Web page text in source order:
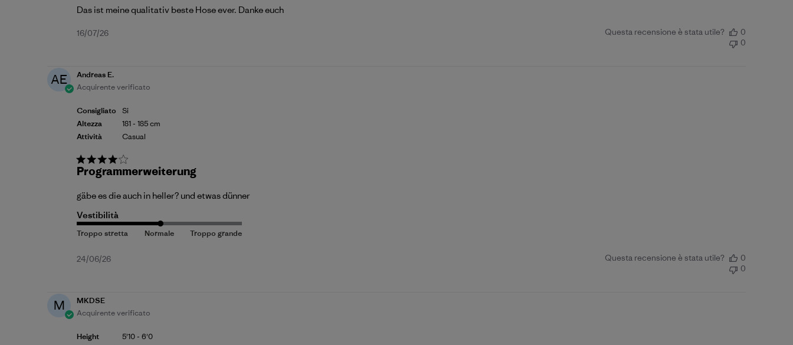
Das ist meine qualitativ beste Hose ever. Danke euch
Data
16/07/26 Questa recensione è stata utile?
0
0
AE
Andreas E.
Acquirente verificato
Consigliato
Altezza
Attività
Si
181 - 185 cm
Casual
Programmerweiterung
gäbe es die auch in heller? und etwas dünner
Vestibilità
Data
24/06/26 Questa recensione è stata utile?
0
0
M
MKDSE
Acquirente verificato
Height
5'10 - 6'0